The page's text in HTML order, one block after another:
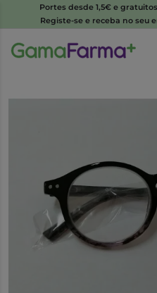
Portes desde 1,5€ e
Registe-se e receba no seu